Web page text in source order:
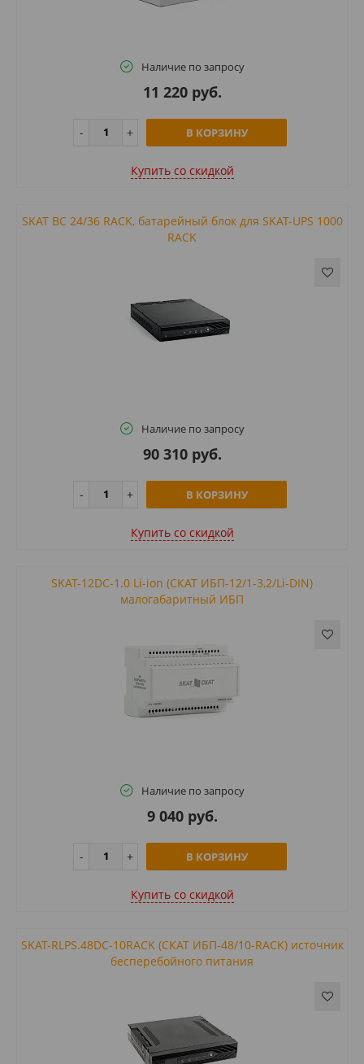
Наличие по запросу
11 220 руб.
В КОРЗИНУ
Купить cо скидкой
SKAT BC 24/36 RACK, батарейный блок для SKAT-UPS 1000
RACK
Наличие по запросу
90 310 руб.
В КОРЗИНУ
Купить cо скидкой
SKAT-12DC-1.0 Li-ion (СКАТ ИБП-12/1-3,2/Li-DIN)
малогабаритный ИБП
Наличие по запросу
9 040 руб.
В КОРЗИНУ
Купить cо скидкой
SKAT-RLPS.48DC-10RACK (СКАТ ИБП-48/10-RACK) источник
бесперебойного питания